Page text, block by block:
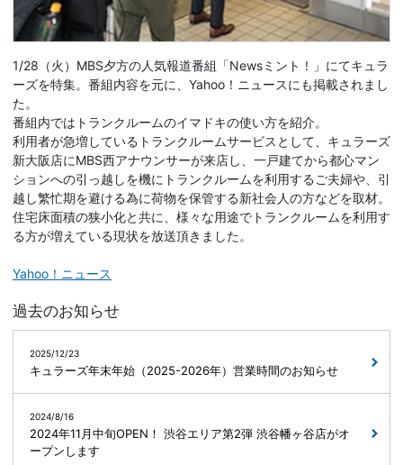
1/28（火）MBS夕方の人気報道番組「Newsミント！」にてキュラ
ーズを特集。番組内容を元に、Yahoo！ニュースにも掲載されまし
た。
番組内ではトランクルームのイマドキの使い方を紹介。
利用者が急増しているトランクルームサービスとして、キュラーズ
新大阪店にMBS西アナウンサーが来店し、一戸建てから都心マン
ションへの引っ越しを機にトランクルームを利用するご夫婦や、引
越し繁忙期を避ける為に荷物を保管する新社会人の方などを取材。
住宅床面積の狭小化と共に、様々な用途でトランクルームを利用す
る方が増えている現状を放送頂きました。
Yahoo！ニュース
過去のお知らせ
2025/12/23
キュラーズ年末年始（2025-2026年）営業時間のお知らせ
2024/8/16
2024年11月中旬OPEN！ 渋谷エリア第2弾 渋谷幡ヶ谷店がオ
ープンします